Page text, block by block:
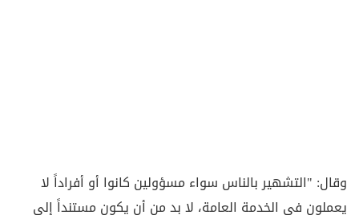
وقال: "التشهير بالناس سواء مسؤولين كانوا أو أفراداً لا
يعملون في الخدمة العامة، لا بد من أن يكون مستنداً إلى